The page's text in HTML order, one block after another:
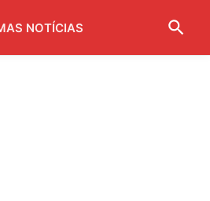
NOTÍCIAS